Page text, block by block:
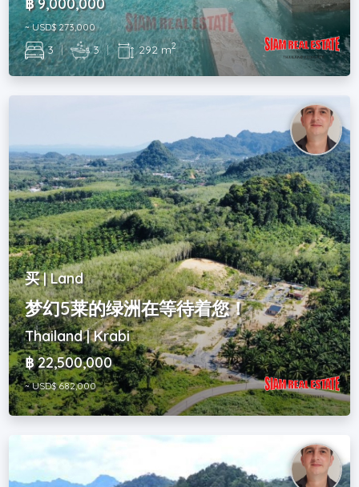
~ USD$ 273,000
3 | 3 | 292 m2
买 | Land
梦幻5莱的绿洲在等待着您！
Thailand | Krabi
฿ 22,500,000
~ USD$ 682,000